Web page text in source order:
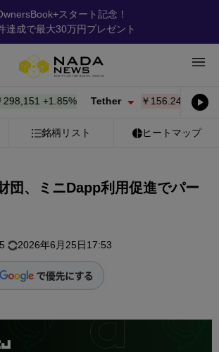
スタート記念！
達成で最大30万円プレゼント
+1.85% Tether ￥156.24 -0.02%
銘柄リスト ヒートマップ
団、ミニDapp利用促進でパー
2026年6月25日17:53